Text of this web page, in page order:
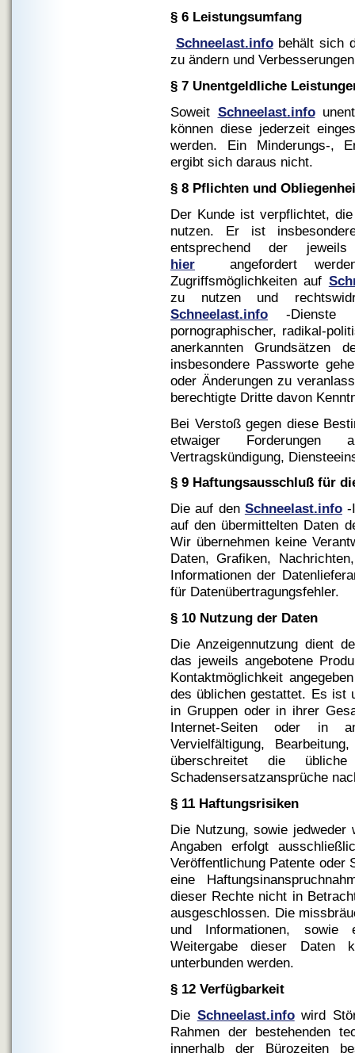
§ 6 Leistungsumfang
Schneelast.infobehält sich
zu ändern und
§ 7 Unentgeldliche
Soweit Schneelast.info
können diese jederzeit
werden. Ein Minderungs-,
ergibt sich daraus nicht.
§ 8 Pflichten und
Der Kunde ist verpflichtet,
nutzen. Er ist
entsprechend der
hier angefordert
Zugriffsmöglichkeiten auf
zu nutzen und
Schneelast.info -Dienste
pornographischer, radikal-
anerkannten Grundsätzen
insbesondere Passworte
oder Änderungen zu
berechtigte Dritte davon
Bei Verstoß gegen diese
etwaiger Forderungen
Vertragskündigung,
§ 9 Haftungsausschluß für
Die auf den Schneelast.info-
auf den übermittelten Daten
Wir übernehmen keine
Daten, Grafiken,
Informationen der
für Datenübertragungsfehler.
§ 10 Nutzung der Daten
Die Anzeigennutzung dient
das jeweils angebotene
Kontaktmöglichkeit
des üblichen gestattet. Es ist
in Gruppen oder in ihrer
Internet-Seiten oder in
Vervielfältigung,
überschreitet die
Schadensersatzansprüche
§ 11 Haftungsrisiken
Die Nutzung, sowie jedweder
Angaben erfolgt
Veröffentlichung Patente
eine
dieser Rechte nicht in
ausgeschlossen. Die
und Informationen, sowie
Weitergabe dieser Daten
unterbunden werden.
§ 12 Verfügbarkeit
Die Schneelast.infowird
Rahmen der bestehenden
innerhalb der Bürozeiten